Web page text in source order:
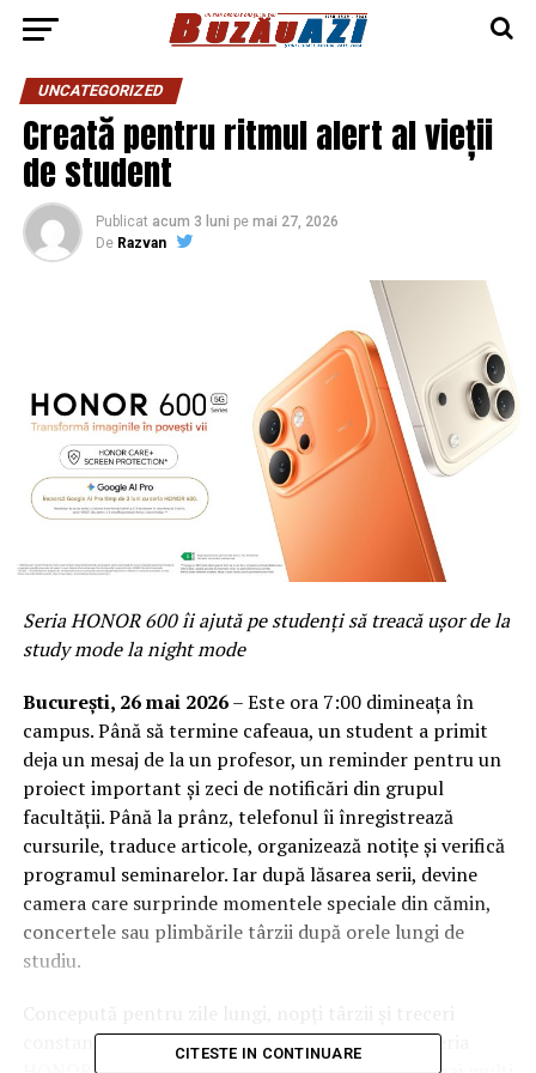
UNCATEGORIZED
Creată pentru ritmul alert al vieții
de student
Publicat acum 3 luni pe mai 27, 2026
De Razvan
Seria HONOR 600 îi ajută pe studenți să treacă ușor de la
study mode la night mode
București, 26 mai 2026– Este ora 7:00 dimineața în
campus. Până să termine cafeaua, un student a primit
deja un mesaj de la un profesor, un reminder pentru un
proiect important și zeci de notificări din grupul
facultății. Până la prânz, telefonul îi înregistrează
cursurile, traduce articole, organizează notițe și verifică
programul seminarelor. Iar după lăsarea serii, devine
camera care surprinde momentele speciale din cămin,
concertele sau plimbările târzii după orele lungi de
studiu.
constante între învățare, muncă și socializare, seria
CITESTE IN CONTINUARE